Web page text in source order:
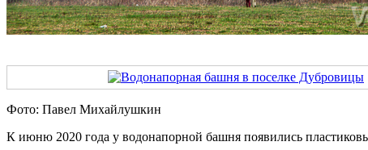
Фото: Павел Михайлушкин
К июню 2020 года у водонапорной башня появились